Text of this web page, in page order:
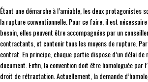
Étant une démarche à l’amiable, les deux
la rupture conventionnelle. Pour ce faire, il est
besoin, elles peuvent être accompagnées par un
contractants, et contenir tous les moyens de rupture.
contrat. En principe, chaque partie dispose d’un délai
document. Enfin, la convention doit être homologuée par
droit de rétractation. Actuellement, la demande